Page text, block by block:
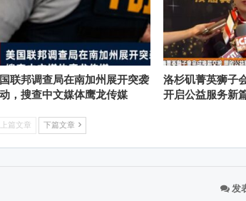
联邦调查局在南加州展开突袭
，搜查中文媒体鹰龙传媒
洛杉矶菁英狮子
开启公益服务新
上篇文章 下篇文章
发